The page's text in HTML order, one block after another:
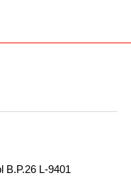
B.P.26 L-9401